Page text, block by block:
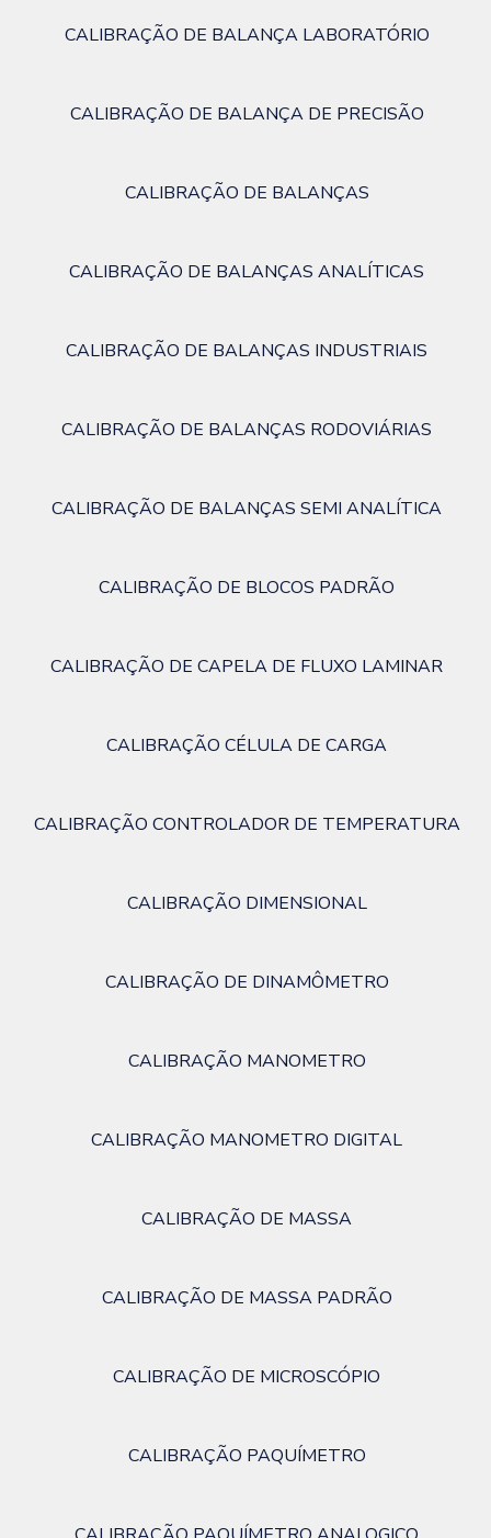
CALIBRAÇÃO DE BALANÇA LABORATÓRIO
CALIBRAÇÃO DE BALANÇA DE PRECISÃO
CALIBRAÇÃO DE BALANÇAS
CALIBRAÇÃO DE BALANÇAS ANALÍTICAS
CALIBRAÇÃO DE BALANÇAS INDUSTRIAIS
CALIBRAÇÃO DE BALANÇAS RODOVIÁRIAS
CALIBRAÇÃO DE BALANÇAS SEMI ANALÍTICA
CALIBRAÇÃO DE BLOCOS PADRÃO
CALIBRAÇÃO DE CAPELA DE FLUXO LAMINAR
CALIBRAÇÃO CÉLULA DE CARGA
CALIBRAÇÃO CONTROLADOR DE TEMPERATURA
CALIBRAÇÃO DIMENSIONAL
CALIBRAÇÃO DE DINAMÔMETRO
CALIBRAÇÃO MANOMETRO
CALIBRAÇÃO MANOMETRO DIGITAL
CALIBRAÇÃO DE MASSA
CALIBRAÇÃO DE MASSA PADRÃO
CALIBRAÇÃO DE MICROSCÓPIO
CALIBRAÇÃO PAQUÍMETRO